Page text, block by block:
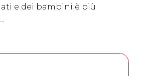
e dei bambini è più